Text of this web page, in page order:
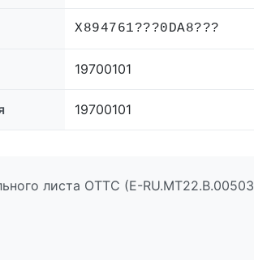
Х894761???0DA8???
19700101
19700101
листа ОТТС (E-